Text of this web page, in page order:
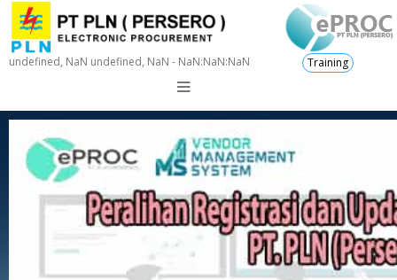
undefined, NaN undefined, NaN - NaN:NaN:NaN Training